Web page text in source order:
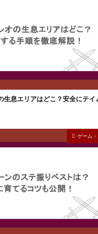
生息エリアはどこ？安全にテイ
ゲーム